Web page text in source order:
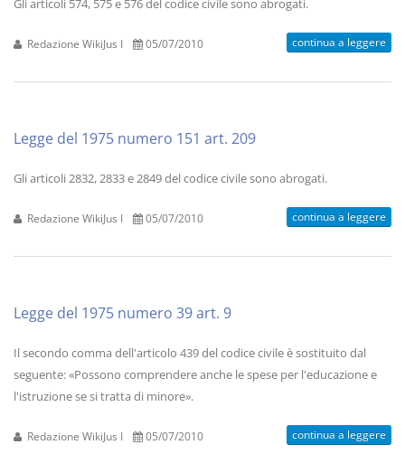
Gli articoli 574, 575 e 576 del codice civile sono abrogati.
Redazione WikiJus I 05/07/2010 continua a leggere
Legge del 1975 numero 151 art. 209
Gli articoli 2832, 2833 e 2849 del codice civile sono abrogati.
Redazione WikiJus I 05/07/2010 continua a leggere
Legge del 1975 numero 39 art. 9
Il secondo comma dell'articolo 439 del codice civile è sostituito dal
seguente: «Possono comprendere anche le spese per l'educazione e
l'istruzione se si tratta di minore».
Redazione WikiJus I 05/07/2010 continua a leggere